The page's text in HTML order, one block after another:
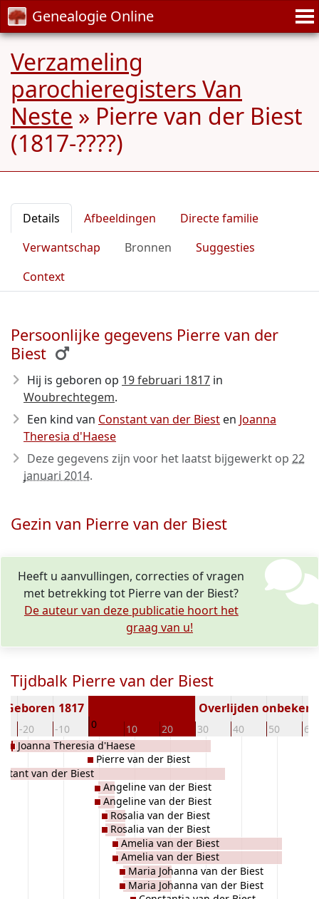
Genealogie Online
Verzameling
parochieregisters Van
Neste » Pierre van der Biest
(1817-????)
Details Afbeeldingen
Directe familie
Verwantschap
Bronnen
Suggesties
Context
Persoonlijke gegevens Pierre van der
Biest
Hij is geboren op 19 februari 1817 in
Woubrechtegem.
Een kind van Constant van der Biest en Joanna
Theresia d'Haese
Deze gegevens zijn voor het laatst bijgewerkt op 22
januari 2014.
Gezin van Pierre van der Biest
Heeft u aanvullingen, correcties of vragen
met betrekking tot Pierre van der Biest?
De auteur van deze publicatie hoort het
graag van u!
Tijdbalk Pierre van der Biest
-20 -10 0 10 20 30 40 50 60
Geboren 1817 Overlijden
van der Biest
Joanna Theresia d'Haese
Pierre van der Biest
Angeline van der Biest
Angeline van der Biest
Rosalia van der Biest
Rosalia van der Biest
Amelia van der Biest
Amelia van der Biest
Maria Johanna van der Biest
Maria Johanna van der Biest